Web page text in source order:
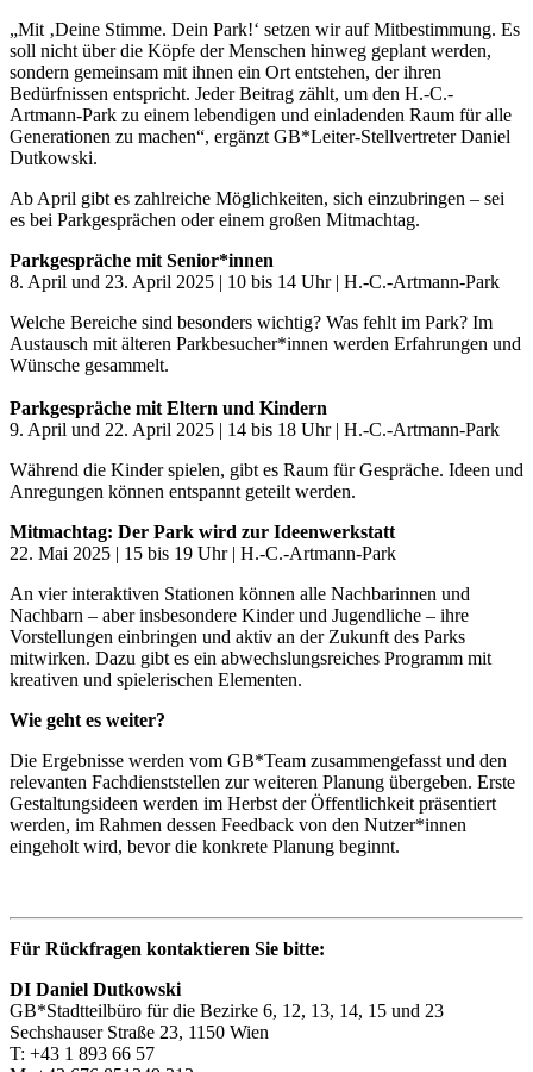
„Mit ‚Deine Stimme. Dein Park!‘ setzen wir auf Mitbestimmung. Es
soll nicht über die Köpfe der Menschen hinweg geplant werden,
sondern gemeinsam mit ihnen ein Ort entstehen, der ihren
Bedürfnissen entspricht. Jeder Beitrag zählt, um den H.-C.-
Artmann-Park zu einem lebendigen und einladenden Raum für alle
Generationen zu machen“, ergänzt GB*Leiter-Stellvertreter Daniel
Dutkowski.
Ab April gibt es zahlreiche Möglichkeiten, sich einzubringen – sei
es bei Parkgesprächen oder einem großen Mitmachtag.
Parkgespräche mit Senior*innen
8. April und 23. April 2025 | 10 bis 14 Uhr | H.-C.-Artmann-Park
Welche Bereiche sind besonders wichtig? Was fehlt im Park? Im
Austausch mit älteren Parkbesucher*innen werden Erfahrungen und
Wünsche gesammelt.
Parkgespräche mit Eltern und Kindern
9. April und 22. April 2025 | 14 bis 18 Uhr | H.-C.-Artmann-Park
Während die Kinder spielen, gibt es Raum für Gespräche. Ideen und
Anregungen können entspannt geteilt werden.
Mitmachtag: Der Park wird zur Ideenwerkstatt
22. Mai 2025 | 15 bis 19 Uhr | H.-C.-Artmann-Park
An vier interaktiven Stationen können alle Nachbarinnen und
Nachbarn – aber insbesondere Kinder und Jugendliche – ihre
Vorstellungen einbringen und aktiv an der Zukunft des Parks
mitwirken. Dazu gibt es ein abwechslungsreiches Programm mit
kreativen und spielerischen Elementen.
Wie geht es weiter?
Die Ergebnisse werden vom GB*Team zusammengefasst und den
relevanten Fachdienststellen zur weiteren Planung übergeben. Erste
Gestaltungsideen werden im Herbst der Öffentlichkeit präsentiert
werden, im Rahmen dessen Feedback von den Nutzer*innen
eingeholt wird, bevor die konkrete Planung beginnt.
Für Rückfragen kontaktieren Sie bitte:
DI Daniel Dutkowski
GB*Stadtteilbüro für die Bezirke 6, 12, 13, 14, 15 und 23
Sechshauser Straße 23, 1150 Wien
T: +43 1 893 66 57